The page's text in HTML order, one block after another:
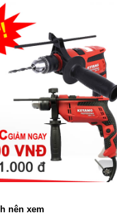
nên xem